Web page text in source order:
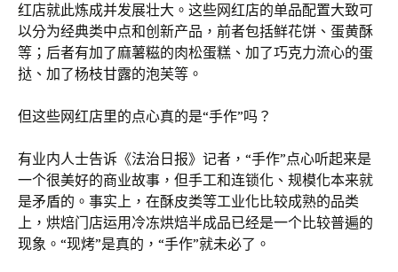
红店就此炼成并发展壮大。这些网红店的单品配置大致可
以分为经典类中点和创新产品，前者包括鲜花饼、蛋黄酥
等；后者有加了麻薯糍的肉松蛋糕、加了巧克力流心的蛋
挞、加了杨枝甘露的泡芙等。
但这些网红店里的点心真的是“手作”吗？
有业内人士告诉《法治日报》记者，“手作”点心听起来是
一个很美好的商业故事，但手工和连锁化、规模化本来就
是矛盾的。事实上，在酥皮类等工业化比较成熟的品类
上，烘焙门店运用冷冻烘焙半成品已经是一个比较普遍的
现象。“现烤”是真的，“手作”就未必了。